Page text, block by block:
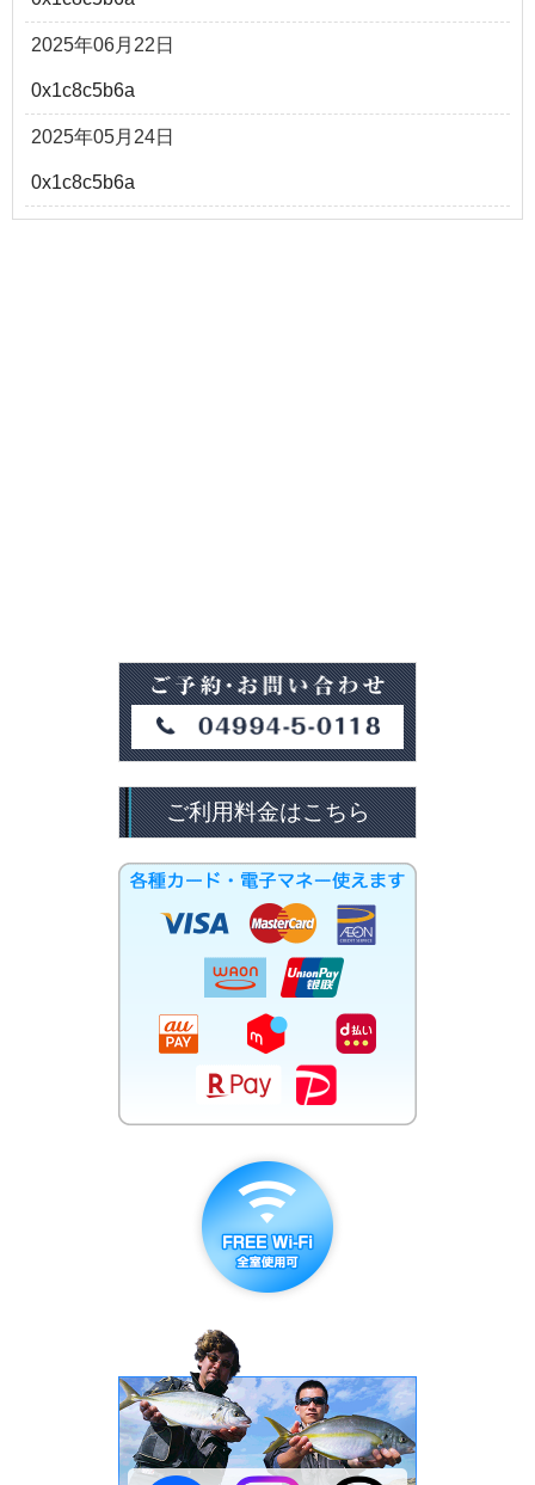
2025年06月22日
0x1c8c5b6a
2025年05月24日
0x1c8c5b6a
ご利用料金はこちら